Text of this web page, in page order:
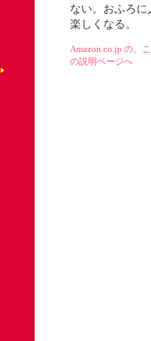
ない。おふろに
楽しくなる。
Amazon.co.jp の、
の説明ページへ